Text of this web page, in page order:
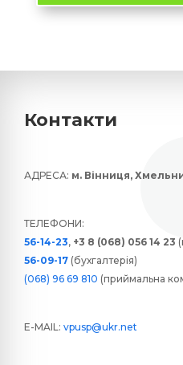
Контакти
АДРЕСА: м. Вінниця,
ТЕЛЕФОНИ:
56-14-23, +3 8 (068) 056 14 23
56-09-17 (бухгалтерія)
(068) 96 69 810 (приймальна
E-MAIL: vpusp@ukr.net